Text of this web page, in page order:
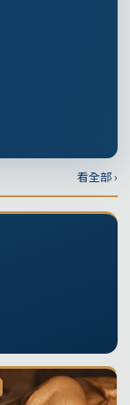
看全部 ›